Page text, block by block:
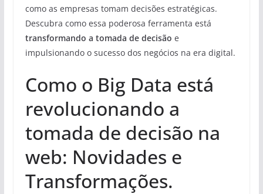
como as empresas tomam decisões estratégicas.
Descubra como essa poderosa ferramenta está
transformando a tomada de decisão e
impulsionando o sucesso dos negócios na era digital.
Como o Big Data está
revolucionando a
tomada de decisão na
web: Novidades e
Transformações.